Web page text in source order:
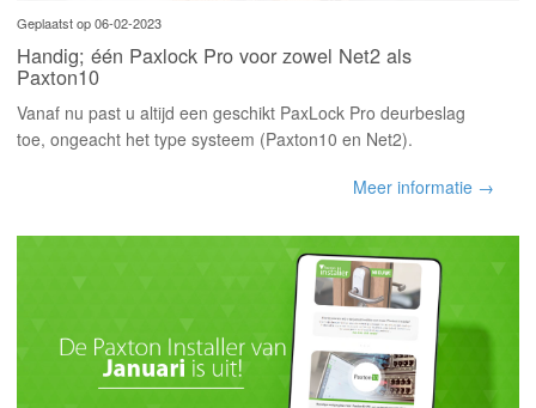
Geplaatst op 06-02-2023
Handig; één Paxlock Pro voor zowel Net2 als
Paxton10
Vanaf nu past u altijd een geschikt PaxLock Pro deurbeslag
toe, ongeacht het type systeem (Paxton10 en Net2).
Meer informatie →